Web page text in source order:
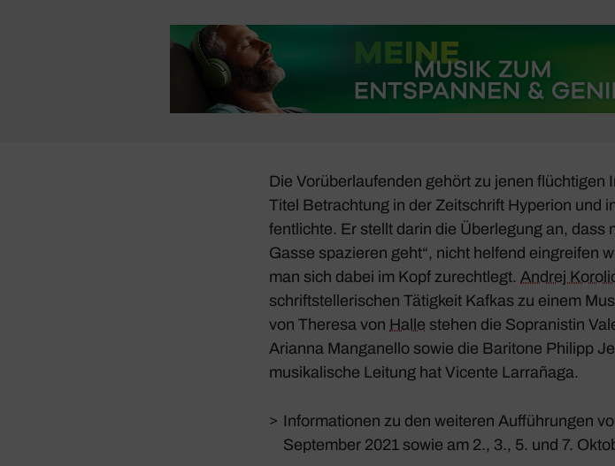
Die Vorüber­lau­fenden gehört zu jenen flüch­tigen
Titel Betrach­tung in der Zeit­schrift Hype­rion und
fent­lichte. Er stellt darin die Über­le­gung an, dass
Gasse spazieren geht“, nicht helfend eingreifen
man sich dabei im Kopf zurecht­legt. Andrej
schrift­stel­le­ri­schen Tätig­keit Kafkas zu einem
von Theresa von Halle stehen die Sopra­nistin
Arianna Manganello sowie die Bari­tone Philipp
musi­ka­li­sche Leitung hat Vicente Larra­ñaga.
> Informationen zu den weiteren Aufführungen
September 2021 sowie am 2., 3., 5. und 7.